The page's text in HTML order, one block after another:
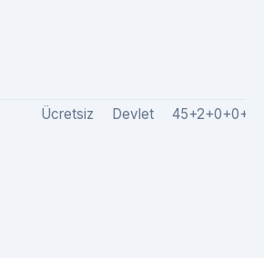
Ücretsiz Devlet 45+2+0+0+0